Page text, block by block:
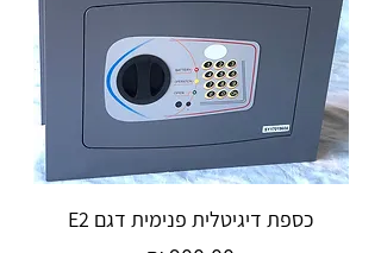
כספת דיגיטלית פנימית דגם E2